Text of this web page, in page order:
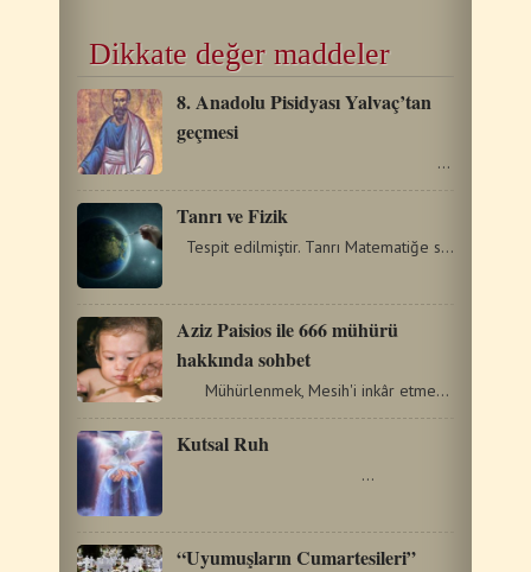
Dikkate değer maddeler
8. Anadolu Pisidyası Yalvaç’tan
geçmesi
…
Tanrı ve Fizik
Tespit edilmiştir. Tanrı Matematiğe sempati duymaz. İstatistik…
Aziz Paisios ile 666 mühürü
hakkında sohbet
Mühürlenmek, Mesih'i inkâr etmek anlamına…
Kutsal Ruh
…
“Uyumuşların Cumartesileri”